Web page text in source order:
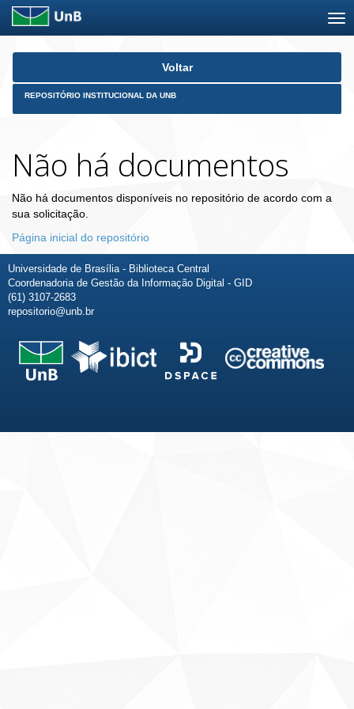
Skip
Voltar
REPOSITÓRIO INSTITUCIONAL DA UNB
Não há documentos
Não há documentos disponíveis no repositório de acordo com a
sua solicitação.
Página inicial do repositório
Universidade de Brasília - Biblioteca Central
Coordenadoria de Gestão da Informação Digital - GID
(61) 3107-2683
repositorio@unb.br